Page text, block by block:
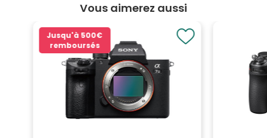
Vous aimerez aussi
Jusqu'à 500€
remboursés